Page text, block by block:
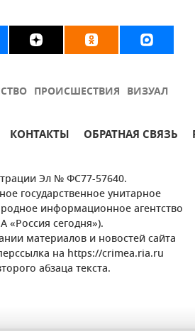
ПРОИСШЕСТВИЯ ВИЗУАЛ
КОНТАКТЫ ОБРАТНАЯ СВЯЗЬ
Эл № ФС77-57640.
государственное унитарное
информационное агентство
«Россия сегодня»).
материалов и новостей сайта
на https://crimea.ria.ru
абзаца текста.